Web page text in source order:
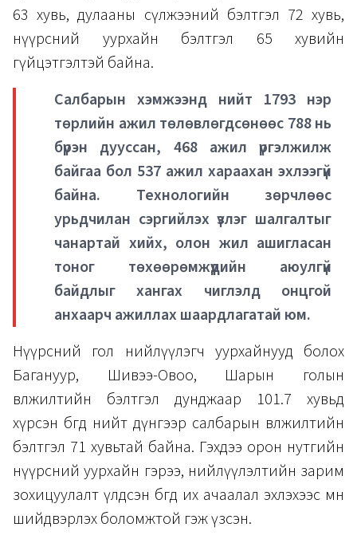
63 хувь, дулааны сүлжээний бэлтгэл 72 хувь,
нүүрсний уурхайн бэлтгэл 65 хувийн
гүйцэтгэлтэй байна.
Салбарын хэмжээнд нийт 1793 нэр
төрлийн ажил төлөвлөгдсөнөөс 788 нь
бүрэн дууссан, 468 ажил үргэлжилж
байгаа бол 537 ажил хараахан эхлээгүй
байна. Технологийн зөрчлөөс
урьдчилан сэргийлэх үзлэг шалгалтыг
чанартай хийх, олон жил ашигласан
тоног төхөөрөмжүүдийн аюулгүй
байдлыг хангах чиглэлд онцгой
анхаарч ажиллах шаардлагатай юм.
Нүүрсний гол нийлүүлэгч уурхайнууд болох
Багануур, Шивээ-Овоо, Шарын голын
өвөлжилтийн бэлтгэл дунджаар 101.7 хувьд
хүрсэн бөгөөд нийт дүнгээр салбарын өвөлжилтийн
бэлтгэл 71 хувьтай байна. Гэхдээ орон нутгийн
нүүрсний уурхайн гэрээ, нийлүүлэлтийн зарим
зохицуулалт үлдсэн бөгөөд их ачаалал эхлэхээс өмнө
шийдвэрлэх боломжтой гэж үзсэн.